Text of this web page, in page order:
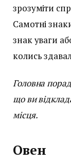
зрозуміти
Самотні
знак уваги
колись
Головна
що ви
місця.
Овен